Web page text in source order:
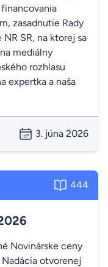
zasadnutie Rady
SR, na ktorej sa
mediálny
rozhlasu
expertka a naša
3. júna 2026
444
Novinárske ceny
otvorenej